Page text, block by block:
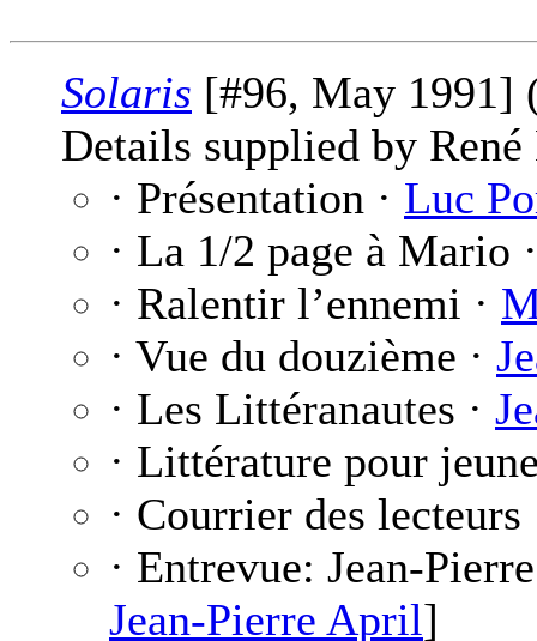
Solaris [#96, May 1991]
Details supplied by
· Présentation · Luc
· La 1/2 page à Mario
· Ralentir l’ennemi ·
· Vue du douzième ·
· Les Littéranautes ·
· Littérature pour
· Courrier des lecteurs
· Entrevue: Jean-
Jean-Pierre April]